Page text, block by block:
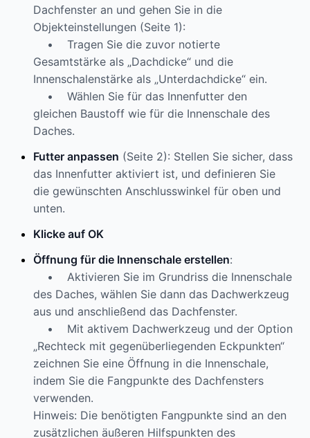
Dachfenster an und gehen Sie in die
Objekteinstellungen (Seite 1):
• Tragen Sie die zuvor notierte
Gesamtstärke als „Dachdicke“ und die
Innenschalenstärke als „Unterdachdicke“ ein.
• Wählen Sie für das Innenfutter den
gleichen Baustoff wie für die Innenschale des
Daches.
Futter anpassen (Seite 2): Stellen Sie sicher, dass
das Innenfutter aktiviert ist, und definieren Sie
die gewünschten Anschlusswinkel für oben und
unten.
Klicke auf OK
Öffnung für die Innenschale erstellen:
• Aktivieren Sie im Grundriss die Innenschale
des Daches, wählen Sie dann das Dachwerkzeug
aus und anschließend das Dachfenster.
• Mit aktivem Dachwerkzeug und der Option
„Rechteck mit gegenüberliegenden Eckpunkten“
zeichnen Sie eine Öffnung in die Innenschale,
indem Sie die Fangpunkte des Dachfensters
verwenden.
Hinweis: Die benötigten Fangpunkte sind an den
zusätzlichen äußeren Hilfspunkten des